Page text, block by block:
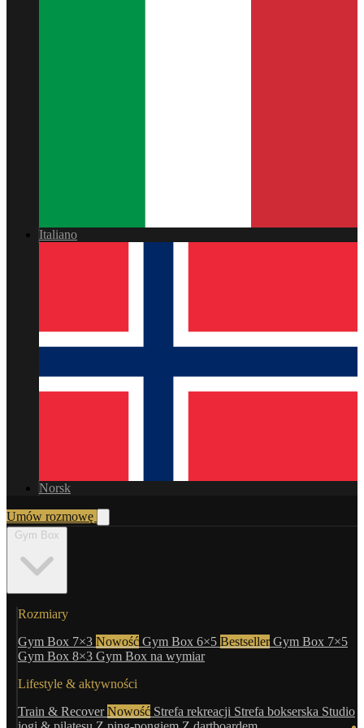
Italiano
Norsk
Umów rozmowę
Gym Box
Rozmiary
Gym Box 7×3 Nowość Gym Box 6×5 Bestseller Gym Box 7×5
Gym Box 8×3 Gym Box na wymiar
Lifestyle & aktywności
Train & Recover Nowość Strefa rekreacji Strefa bokserska Studio